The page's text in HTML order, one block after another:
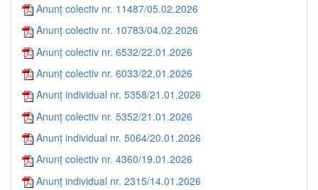
Anunț colectiv nr. 11487/05.02.2026
Anunț colectiv nr. 10783/04.02.2026
Anunț colectiv nr. 6532/22.01.2026
Anunț colectiv nr. 6033/22.01.2026
Anunț individual nr. 5358/21.01.2026
Anunț colectiv nr. 5352/21.01.2026
Anunț individual nr. 5064/20.01.2026
Anunț colectiv nr. 4360/19.01.2026
Anunț individual nr. 2315/14.01.2026